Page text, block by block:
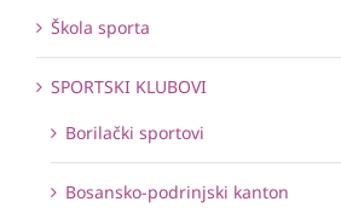
Škola sporta
SPORTSKI KLUBOVI
Borilački sportovi
Bosansko-podrinjski kanton